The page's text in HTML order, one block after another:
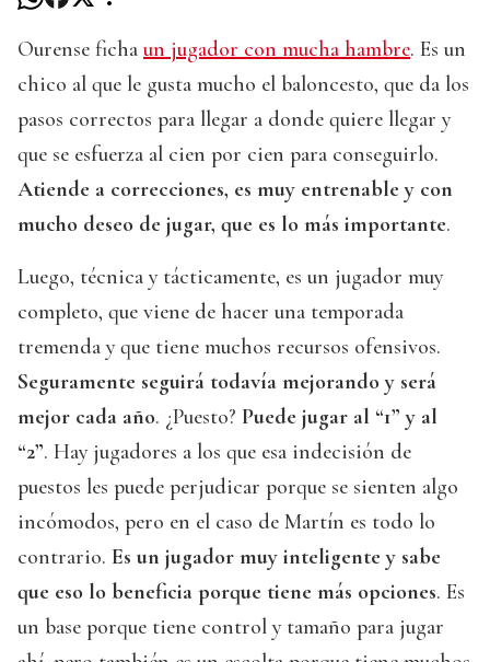
Ourense ficha un jugador con mucha hambre. Es un
chico al que le gusta mucho el baloncesto, que da los
pasos correctos para llegar a donde quiere llegar y
que se esfuerza al cien por cien para conseguirlo.
Atiende a correcciones, es muy entrenable y con
mucho deseo de jugar, que es lo más importante.
Luego, técnica y tácticamente, es un jugador muy
completo, que viene de hacer una temporada
tremenda y que tiene muchos recursos ofensivos.
Seguramente seguirá todavía mejorando y será
mejor cada año. ¿Puesto? Puede jugar al “1” y al
“2”. Hay jugadores a los que esa indecisión de
puestos les puede perjudicar porque se sienten algo
incómodos, pero en el caso de Martín es todo lo
contrario. Es un jugador muy inteligente y sabe
que eso lo beneficia porque tiene más opciones. Es
un base porque tiene control y tamaño para jugar